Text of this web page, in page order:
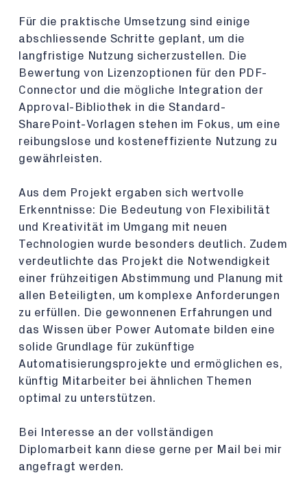
Für die praktische Umsetzung sind einige
abschliessende Schritte geplant, um die
langfristige Nutzung sicherzustellen. Die
Bewertung von Lizenzoptionen für den PDF-
Connector und die mögliche Integration der
Approval-Bibliothek in die Standard-
SharePoint-Vorlagen stehen im Fokus, um eine
reibungslose und kosteneffiziente Nutzung zu
gewährleisten.
Aus dem Projekt ergaben sich wertvolle
Erkenntnisse: Die Bedeutung von Flexibilität
und Kreativität im Umgang mit neuen
Technologien wurde besonders deutlich. Zudem
verdeutlichte das Projekt die Notwendigkeit
einer frühzeitigen Abstimmung und Planung mit
allen Beteiligten, um komplexe Anforderungen
zu erfüllen. Die gewonnenen Erfahrungen und
das Wissen über Power Automate bilden eine
solide Grundlage für zukünftige
Automatisierungsprojekte und ermöglichen es,
künftig Mitarbeiter bei ähnlichen Themen
optimal zu unterstützen.
Bei Interesse an der vollständigen
Diplomarbeit kann diese gerne per Mail bei mir
angefragt werden.